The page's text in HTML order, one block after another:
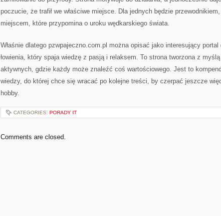
poczucie, że trafił we właściwe miejsce. Dla jednych będzie
miejscem, które przypomina o uroku wędkarskiego świata.
Właśnie dlatego pzwpajeczno.com.pl można opisać jako interesujący portal
łowienia, który spaja wiedzę z pasją i relaksem. To strona tworzona z
aktywnych, gdzie każdy może znaleźć coś wartościowego. Jest to
wiedzy, do której chce się wracać po kolejne treści, by czerpać jeszcze
hobby.
CATEGORIES: PORADY IT
Comments are closed.